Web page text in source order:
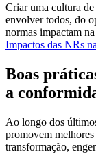
Criar uma cultura de
envolver todos, do
normas impactam
Impactos das NRs
Boas
a
Ao longo dos
promovem melhores
transformação,